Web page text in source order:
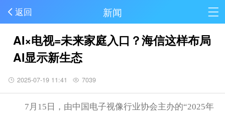
返回 新闻
AI×电视=未来家庭入口？海信这样布局
AI显示新生态
2025-07-19 11:41 7039
7月15日，由中国电子视像行业协会主办的“2025年